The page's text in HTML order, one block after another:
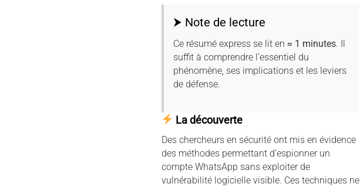
⮞ Note de lecture
Ce résumé express se lit en ≈ 1 minutes. Il
suffit à comprendre l’essentiel du
phénomène, ses implications et les leviers
de défense.
La découverte
Des chercheurs en sécurité ont mis en évidence
des méthodes permettant d’espionner un
compte WhatsApp sans exploiter de
vulnérabilité logicielle visible. Ces techniques ne